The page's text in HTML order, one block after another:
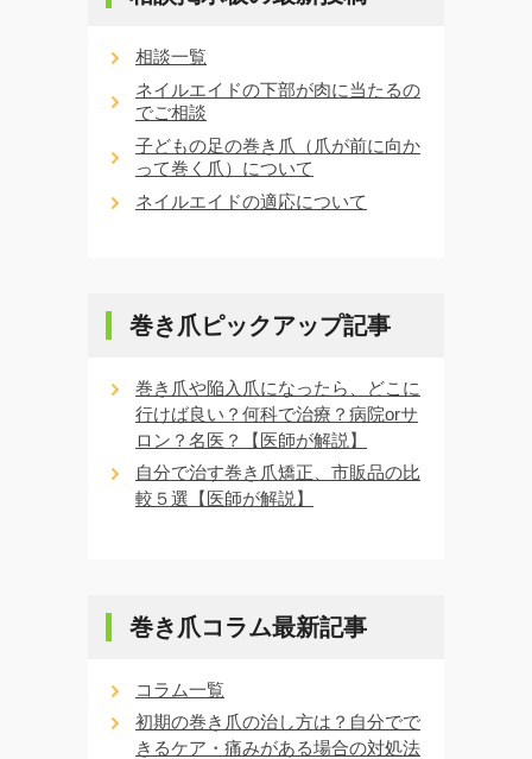
相談一覧
ネイルエイドの下部が肉に当たるの
でご相談
子どもの足の巻き爪（爪が前に向か
って巻く爪）について
ネイルエイドの適応について
巻き爪ピックアップ記事
巻き爪や陥入爪になったら、どこに
行けば良い？何科で治療？病院orサ
ロン？名医？【医師が解説】
自分で治す巻き爪矯正、市販品の比
較５選【医師が解説】
巻き爪コラム最新記事
コラム一覧
初期の巻き爪の治し方は？自分でで
きるケア・痛みがある場合の対処法